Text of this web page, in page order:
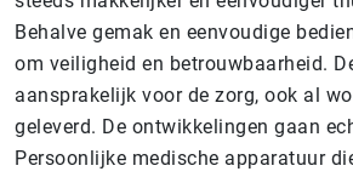
Behalve gemak en eenvoudige
om veiligheid en betrouwbaarheid.
aansprakelijk voor de zorg, ook al
geleverd. De ontwikkelingen gaan
Persoonlijke medische apparatuur